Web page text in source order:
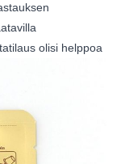
olisi helppoa